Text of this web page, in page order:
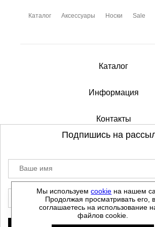
Каталог Аксессуары Носки Sale
Каталог
Информация
Контакты
©2012-2026 - Sellgroup.ru -
защищены.
Данный сайт не является интернет
не является публичной
Политика обработки
Мы используемcookie на нашем
Продолжая просматривать его,
соглашаетесь на использование
файлов cookie.
Подпишись на
Ваше имя